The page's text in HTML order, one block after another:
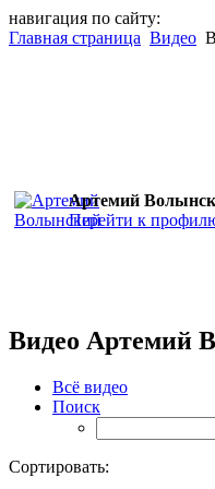
навигация по сайту:
Главная страница Видео
Артемий
Перейти к
Видео Артемий
Всё видео
Поиск
Сортировать: